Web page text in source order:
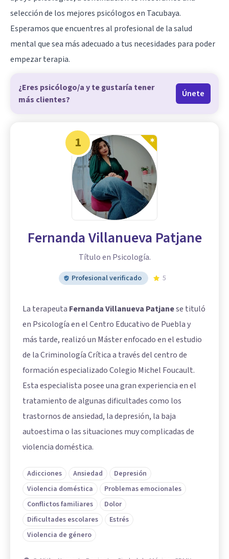
selección de los mejores psicólogos en Tacubaya.
Esperamos que encuentres al profesional de la salud
mental que sea más adecuado a tus necesidades para poder
empezar terapia.
¿Eres psicólogo/a y te gustaría tener
más clientes?
Únete
1
Fernanda Villanueva Patjane
Título en Psicología.
Profesional verificado 5
La terapeuta Fernanda Villanueva Patjanese tituló
en Psicología en el Centro Educativo de Puebla y
más tarde, realizó un Máster enfocado en el estudio
de la Criminología Crítica a través del centro de
formación especializado Colegio Michel Foucault.
Esta especialista posee una gran experiencia en el
tratamiento de algunas dificultades como los
trastornos de ansiedad, la depresión, la baja
autoestima o las situaciones muy complicadas de
violencia doméstica.
Adicciones Ansiedad
Depresión
Violencia doméstica
Problemas emocionales
Conflictos familiares
Dolor
Dificultades escolares
Estrés
Violencia de género